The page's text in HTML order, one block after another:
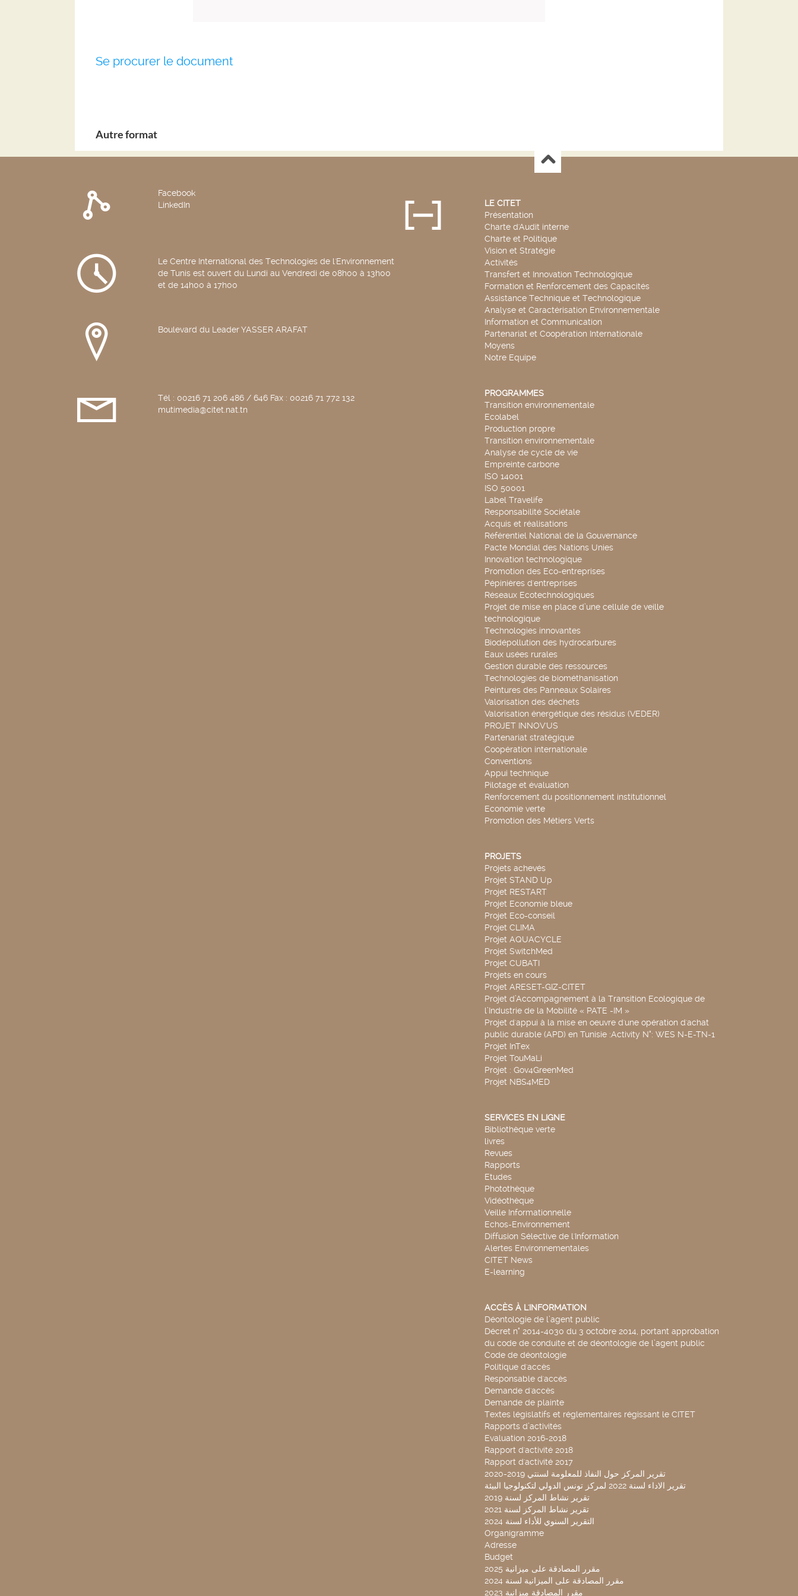
Se procurer le document
Autre format
Facebook
LinkedIn
Le Centre International des Technologies de l'Environnement
de Tunis est ouvert du Lundi au Vendredi de 08h00 à 13h00
et de 14h00 à 17h00
Boulevard du Leader YASSER ARAFAT
Tél : 00216 71 206 486 / 646 Fax : 00216 71 772 132
mutimedia@citet.nat.tn
LE CITET
Présentation
Charte d'Audit interne
Charte et Politique
Vision et Stratégie
Activités
Transfert et Innovation Technologique
Formation et Renforcement des Capacités
Assistance Technique et Technologique
Analyse et Caractérisation Environnementale
Information et Communication
Partenariat et Coopération Internationale
Moyens
Notre Equipe
PROGRAMMES
Transition environnementale
Ecolabel
Production propre
Transition environnementale
Analyse de cycle de vie
Empreinte carbone
ISO 14001
ISO 50001
Label Travelife
Responsabilité Sociétale
Acquis et réalisations
Référentiel National de la Gouvernance
Pacte Mondial des Nations Unies
Innovation technologique
Promotion des Eco-entreprises
Pépinières d'entreprises
Réseaux Ecotechnologiques
Projet de mise en place d’une cellule de veille
technologique
Technologies innovantes
Biodépollution des hydrocarbures
Eaux usées rurales
Gestion durable des ressources
Technologies de biométhanisation
Peintures des Panneaux Solaires
Valorisation des déchets
Valorisation énergétique des résidus (VEDER)
PROJET INNOV'US
Partenariat stratégique
Coopération internationale
Conventions
Appui technique
Pilotage et évaluation
Renforcement du positionnement institutionnel
Economie verte
Promotion des Métiers Verts
PROJETS
Projets achevés
Projet STAND Up
Projet RESTART
Projet Economie bleue
Projet Eco-conseil
Projet CLIMA
Projet AQUACYCLE
Projet SwitchMed
Projet CUBATI
Projets en cours
Projet ARESET-GIZ-CITET
Projet d’Accompagnement à la Transition Ecologique de
l’Industrie de la Mobilité « PATE -IM »
Projet d'appui à la mise en oeuvre d'une opération d'achat
public durable (APD) en Tunisie :Activity N°: WES N-E-TN-1
Projet InTex
Projet TouMaLi
Projet : Gov4GreenMed
Projet NBS4MED
SERVICES EN LIGNE
Bibliothèque verte
livres
Revues
Rapports
Etudes
Photothèque
Vidéothèque
Veille Informationnelle
Echos-Environnement
Diffusion Sélective de l'Information
Alertes Environnementales
CITET News
E-learning
ACCÈS À L'INFORMATION
Déontologie de l’agent public
Décret n° 2014-4030 du 3 octobre 2014, portant approbation
du code de conduite et de déontologie de l’agent public
Code de déontologie
Politique d'accès
Responsable d'accès
Demande d'accès
Demande de plainte
Textes législatifs et réglementaires régissant le CITET
Rapports d’activités
Evaluation 2016-2018
Rapport d'activité 2018
Rapport d'activité 2017
تقرير المركز حول النفاذ للمعلومة لسنتي 2019-2020
تقرير الاداء لسنة 2022 لمركز تونس الدولي لتكنولوجيا البيئة
تقرير نشاط المركز لسنة 2019
تقرير نشاط المركز لسنة 2021
التقرير السنوي للأداء لسنة 2024
Organigramme
Adresse
Budget
2025 مقرر المصادقة على ميزانية
مقرر المصادقة على الميزانية لسنة 2024
مقرر المصادقة ميزانية 2023